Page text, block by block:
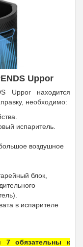
Uppor
Uppor находится
необходимо:
испаритель.
воздушное
блок,
в испарителе
7 обязательны к